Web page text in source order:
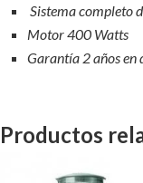
Sistema completo
Motor 400 Watts
Garantía 2 años en
Productos